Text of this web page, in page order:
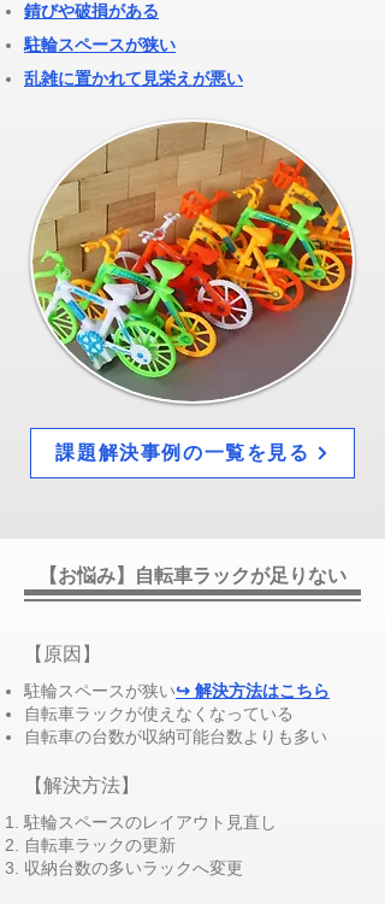
錆びや破損がある
駐輪スペースが狭い
乱雑に置かれて見栄えが悪い
課題解決事例の一覧を見る
【お悩み】自転車ラックが足りない
​【原因】
駐輪スペースが狭い↪ 解決方法はこちら
​自転車ラックが使えなくなっている
自転車の台数が収納可能台数よりも多い
​【解決方法】
駐輪スペースのレイアウト見直し
自転車ラックの更新
​収納台数の多いラックへ変更